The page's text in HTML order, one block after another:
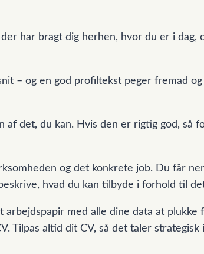
har bragt dig herhen, hvor du er i dag,
– og en god profiltekst peger fremad
det, du kan. Hvis den er rigtig god, så
og det konkrete job. Du får
hvad du kan tilbyde i forhold til
arbejdspapir med alle dine data at
Tilpas altid dit CV, så det taler strategisk